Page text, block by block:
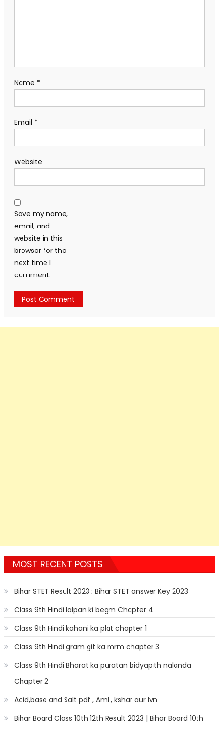
Name *
Email *
Website
Save my name,
email, and
website in this
browser for the
next time I
comment.
MOST RECENT POSTS
Bihar STET Result 2023 ; Bihar STET answer Key 2023
Class 9th Hindi lalpan ki begm Chapter 4
Class 9th Hindi kahani ka plat chapter 1
Class 9th Hindi gram git ka mrm chapter 3
Class 9th Hindi Bharat ka puratan bidyapith nalanda
Chapter 2
Acid,base and Salt pdf , Aml , kshar aur lvn
Bihar Board Class 10th 12th Result 2023 | Bihar Board 10th